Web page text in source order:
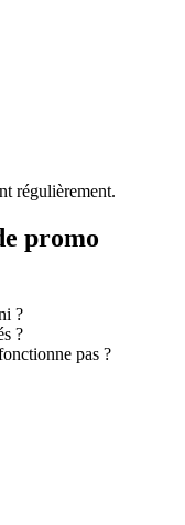
régulièrement.
promo
?
?
pas ?